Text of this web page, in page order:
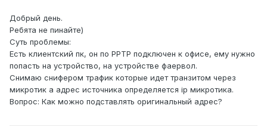
Добрый день.
Ребята не пинайте)
Суть проблемы:
Есть клиентский пк, он по PPTP подключен к офисе, ему нужно
попасть на устройство, на устройстве фаервол.
Снимаю снифером трафик которые идет транзитом через
микротик а адрес источника определяется ip микротика.
Вопрос: Как можно подставлять оригинальный адрес?